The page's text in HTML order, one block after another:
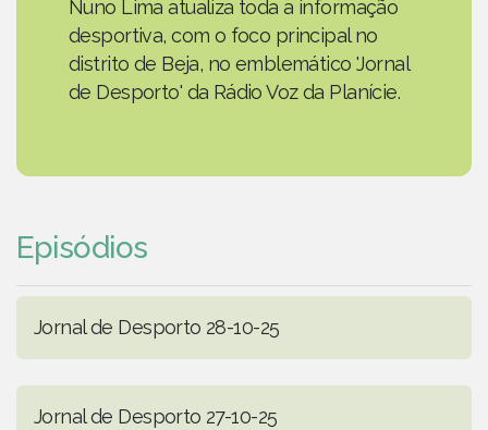
Nuno Lima atualiza toda a informação
desportiva, com o foco principal no
distrito de Beja, no emblemático 'Jornal
de Desporto' da Rádio Voz da Planície.
Episódios
Jornal de Desporto 28-10-25
Jornal de Desporto 27-10-25